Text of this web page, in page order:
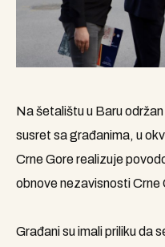
Na šetalištu u Baru
susret sa građanima, u
Crne Gore realizuje
obnove nezavisnosti Crne
Građani su imali priliku da